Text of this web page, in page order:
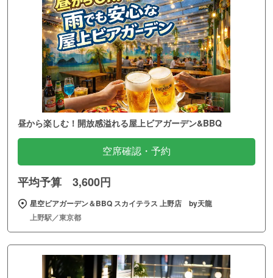
昼から楽しむ！開放感溢れる屋上ビアガーデン&BBQ
空席確認・予約
平均予算 3,600円
星空ビアガーデン＆BBQ スカイテラス 上野店 by天龍
上野駅／東京都